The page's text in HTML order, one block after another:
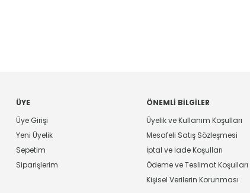
ÜYE
Üye Girişi
Yeni Üyelik
Sepetim
Siparişlerim
ÖNEMLI BILGILER
Üyelik ve Kullanım Koşulları
Mesafeli Satış Sözleşmesi
İptal ve İade Koşulları
Ödeme ve Teslimat Koşulları
Kişisel Verilerin Korunması